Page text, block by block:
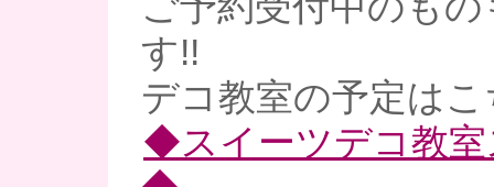
す!!
デコ教室の予定はこ
◆スイーツデコ教室